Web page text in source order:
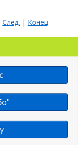
След. | Конец